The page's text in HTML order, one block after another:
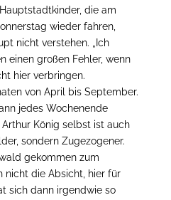
die am
wieder fahren,
nicht verstehen. „Ich
einen großen Fehler, wenn
hier verbringen.
von April bis September.
jedes Wochenende
Arthur König selbst ist auch
sondern Zugezogener.
gekommen zum
nicht die Absicht, hier für
sich dann irgendwie so